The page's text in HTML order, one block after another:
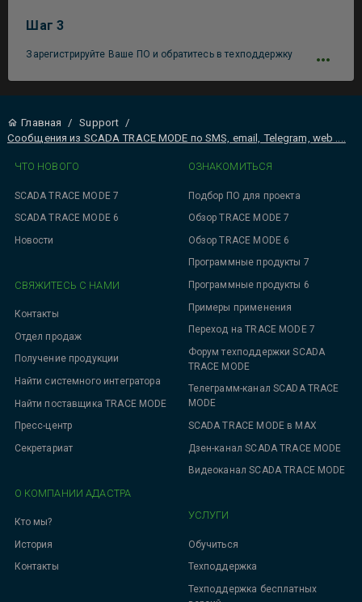
Шаг 3
Зарегистрируйте Ваше ПО и обратитесь в техподдержку
Главная / Support /
Сообщения из SCADA TRACE MODE по SMS, email, Telegram, web ....
ЧТО НОВОГО
SCADA TRACE MODE 7
SCADA TRACE MODE 6
Новости
ОЗНАКОМИТЬСЯ
Подбор ПО для проекта
Обзор TRACE MODE 7
Обзор TRACE MODE 6
Программные продукты 7
Программные продукты 6
Примеры применения
Переход на TRACE MODE 7
Форум техподдержки SCADA
TRACE MODE
Телеграмм-канал SCADA TRACE
MODE
SCADA TRACE MODE в MAX
Дзен-канал SCADA TRACE MODE
Видеоканал SCADA TRACE MODE
УСЛУГИ
Обучиться
Техподдержка
Техподдержка бесплатных
СВЯЖИТЕСЬ С НАМИ
Контакты
Отдел продаж
Получение продукции
Найти системного интегратора
Найти поставщика TRACE MODE
Пресс-центр
Секретариат
О КОМПАНИИ АДАСТРА
Кто мы?
История
Контакты